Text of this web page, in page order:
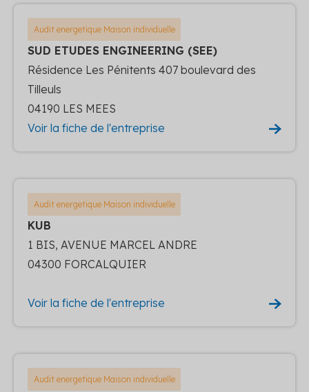
Audit energetique Maison individuelle
SUD ETUDES ENGINEERING (SEE)
Résidence Les Pénitents 407 boulevard des
Tilleuls
04190 LES MEES
Voir la fiche de l'entreprise
Audit energetique Maison individuelle
KUB
1 BIS, AVENUE MARCEL ANDRE
04300 FORCALQUIER
Voir la fiche de l'entreprise
Audit energetique Maison individuelle